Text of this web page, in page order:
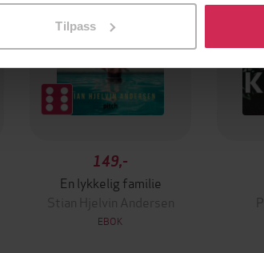
Tilpass
149,-
En lykkelig familie
Stian Hjelvin Andersen
EBOK